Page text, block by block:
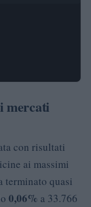
mercati
con risultati
ai massimi
terminato quasi
0,06% a 33.766